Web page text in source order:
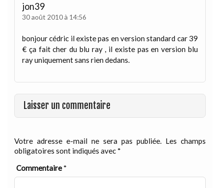
jon39
30 août 2010 à 14:56
bonjour cédric il existe pas en version standard car 39
€ ça fait cher du blu ray , il existe pas en version blu
ray uniquement sans rien dedans.
Laisser un commentaire
Votre adresse e-mail ne sera pas publiée. Les champs
obligatoires sont indiqués avec *
Commentaire*